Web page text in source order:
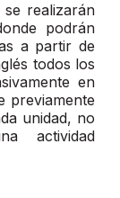
se realizarán
podrán
a partir de
todos los
en
previamente
unidad, no
actividad